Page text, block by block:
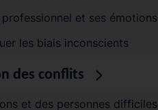
et ses émotions
les biais inconscients
des conflits
et des personnes difficiles